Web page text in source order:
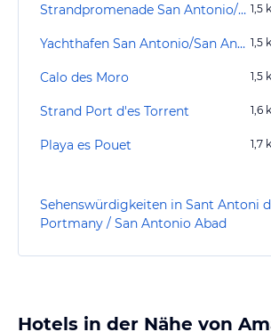
Strandpromenade San Antonio/San Antoni de Portmany 1,5
Yachthafen San Antonio/San Antoni de Portmany 1,5
Calo des Moro 1,5
Strand Port d'es Torrent 1,6
Playa es Pouet 1,7
Sehenswürdigkeiten in Sant Antoni
Portmany / San Antonio Abad
Hotels in der Nähe von